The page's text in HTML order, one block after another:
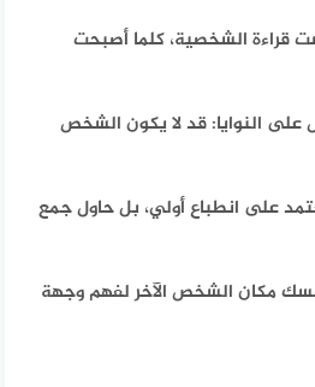
قراءة الشخصية، كلما أصبحت
النوايا: قد لا يكون الشخص
على انطباع أولي، بل حاول جمع
مكان الشخص الآخر لفهم وجهة